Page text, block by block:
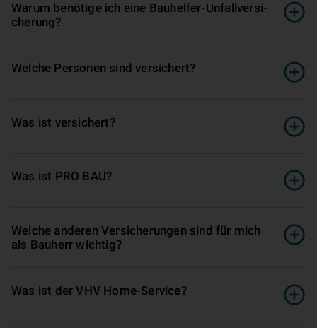
Warum benötige ich eine Bauhelfer-Un­fall­ver­si­
che­rung?
Welche Personen sind versichert?
Was ist versichert?
Was ist PRO BAU?
Welche anderen Ver­si­che­rungen sind für mich
als Bauherr wichtig?
Was ist der VHV Home-Service?